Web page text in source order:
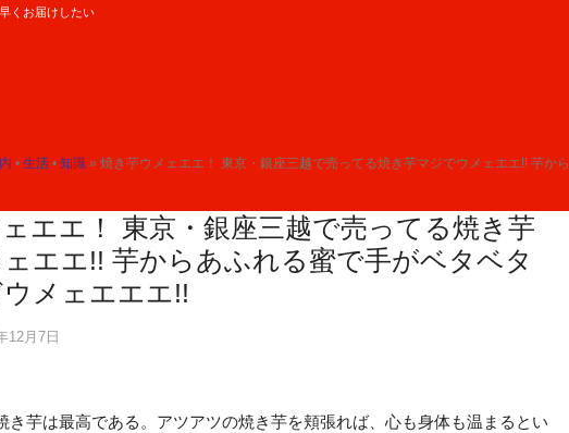
くお届けしたい
• 生活 • 知識 » 焼き芋ウメェエエ！ 東京・銀座三越で売ってる焼き芋マジでウメェエエ!! 芋からあふれる蜜で手がベタベタになるけどウメェエエエ!!
エエ！ 東京・銀座三越で売ってる焼き芋
エエ!! 芋からあふれる蜜で手がベタベタ
メェエエエ!!
12月7日
き芋は最高である。アツアツの焼き芋を頬張れば、心も身体も温まるとい